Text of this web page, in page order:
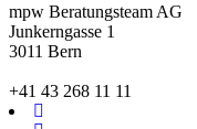
mpw Beratungsteam AG
Junkerngasse 1
3011 Bern
+41 43 268 11 11